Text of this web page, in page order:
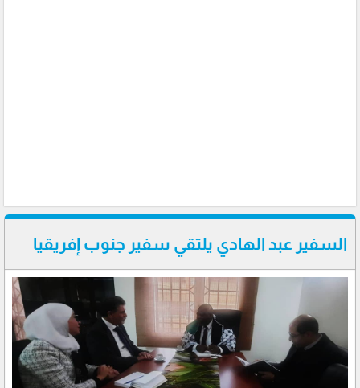
السفير عبد الهادي يلتقي سفير جنوب إفريقيا